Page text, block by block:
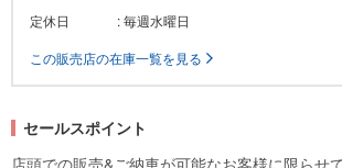
定休日
: 毎週水曜日
この販売店の在庫一覧を見る
セールスポイント